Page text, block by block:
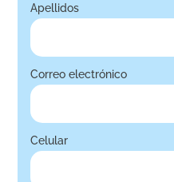
Apellidos
Correo electrónico
Celular